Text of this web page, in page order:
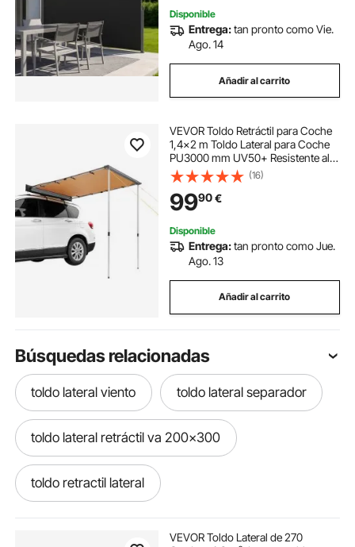
Disponible
Entrega:tan pronto como Vie.
Ago. 14
Añadir al carrito
VEVOR Toldo Retráctil para Coche
1,4x2 m Toldo Lateral para Coche
PU3000 mm UV50+ Resistente al
Sol/Agua/Viento con Bolsa de
Almacenamiento Toldo
Lateral/Trasero para Camiones
Furgonetas Autocaravanas
(16)
9990€
Disponible
Entrega:tan pronto como Jue.
Ago. 13
Añadir al carrito
Búsquedas relacionadas
toldo lateral viento toldo lateral separador
toldo lateral retráctil va 200x300
toldo retractil lateral
VEVOR Toldo Lateral de 270